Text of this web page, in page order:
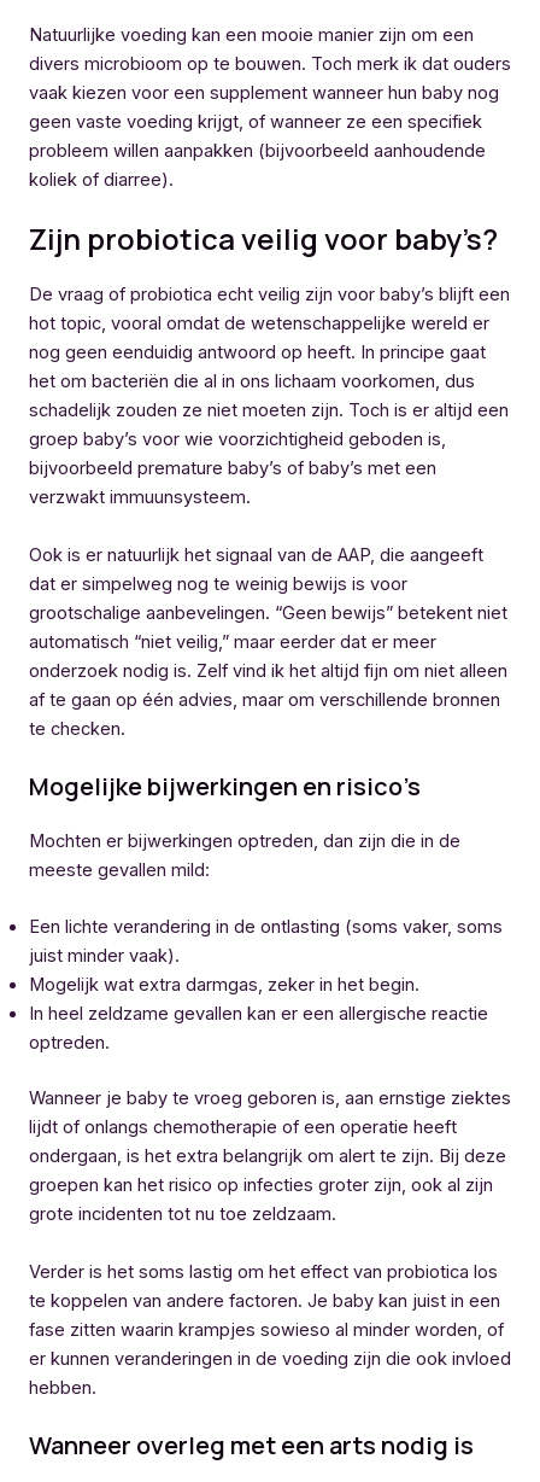
Natuurlijke voeding kan een mooie manier zijn om een
divers microbioom op te bouwen. Toch merk ik dat ouders
vaak kiezen voor een supplement wanneer hun baby nog
geen vaste voeding krijgt, of wanneer ze een specifiek
probleem willen aanpakken (bijvoorbeeld aanhoudende
koliek of diarree).
Zijn probiotica veilig voor baby’s?
De vraag of probiotica echt veilig zijn voor baby’s blijft een
hot topic, vooral omdat de wetenschappelijke wereld er
nog geen eenduidig antwoord op heeft. In principe gaat
het om bacteriën die al in ons lichaam voorkomen, dus
schadelijk zouden ze niet moeten zijn. Toch is er altijd een
groep baby’s voor wie voorzichtigheid geboden is,
bijvoorbeeld premature baby’s of baby’s met een
verzwakt immuunsysteem.
Ook is er natuurlijk het signaal van de AAP, die aangeeft
dat er simpelweg nog te weinig bewijs is voor
grootschalige aanbevelingen. “Geen bewijs” betekent niet
automatisch “niet veilig,” maar eerder dat er meer
onderzoek nodig is. Zelf vind ik het altijd fijn om niet alleen
af te gaan op één advies, maar om verschillende bronnen
te checken.
Mogelijke bijwerkingen en risico’s
Mochten er bijwerkingen optreden, dan zijn die in de
meeste gevallen mild:
Een lichte verandering in de ontlasting (soms vaker, soms
juist minder vaak).
Mogelijk wat extra darmgas, zeker in het begin.
In heel zeldzame gevallen kan er een allergische reactie
optreden.
Wanneer je baby te vroeg geboren is, aan ernstige ziektes
lijdt of onlangs chemotherapie of een operatie heeft
ondergaan, is het extra belangrijk om alert te zijn. Bij deze
groepen kan het risico op infecties groter zijn, ook al zijn
grote incidenten tot nu toe zeldzaam.
Verder is het soms lastig om het effect van probiotica los
te koppelen van andere factoren. Je baby kan juist in een
fase zitten waarin krampjes sowieso al minder worden, of
er kunnen veranderingen in de voeding zijn die ook invloed
hebben.
Wanneer overleg met een arts nodig is